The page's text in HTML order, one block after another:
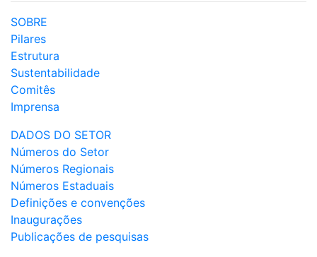
SOBRE
Pilares
Estrutura
Sustentabilidade
Comitês
Imprensa
DADOS DO SETOR
Números do Setor
Números Regionais
Números Estaduais
Definições e convenções
Inaugurações
Publicações de pesquisas